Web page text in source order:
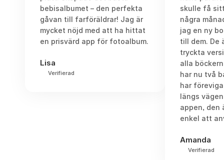
bebisalbumet – den perfekta
gåvan till farföräldrar! Jag är
mycket nöjd med att ha hittat
en prisvärd app för fotoalbum.
Lisa
Verifierad
skulle få
några
jag en ny
till dem. De
tryckta
alla
har nu två
har
längs
appen, den
enkel att
Amanda
Verifierad